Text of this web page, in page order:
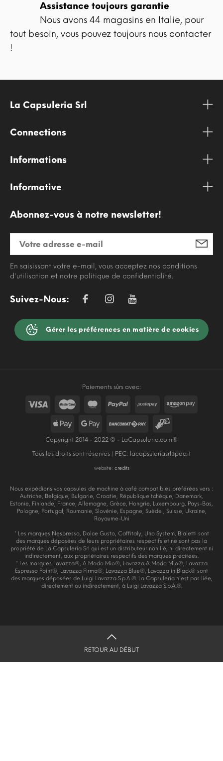
Assistance toujours garantie
Nous avons 44 magasins en Italie, pour
tout besoin, vous pouvez toujours nous contacter
!
La Capsuleria Srl
Connections
Informations
Informative
Abonnez-vous à notre newsletter!
En saisissant votre e-mail, vous acceptez nos conditions
d'utilisation et notre politique de confidentialité.
Suivez-Nous:
Gérer les préférences en matière de cookies
Paiements sûrs avec:
Copyright 2014 - 2022 © - LaCapsuleria.com®
Tous les droits sont réservés | PEC: lacapsuleriasrl@pec.it
website: credits
Nous expédions vos capsules de machine à café compatibles préférées vers :
Autriche, Belgique, Bulgarie, Croatie, République tchèque, Danemark,
Estonie, Finlande, France, Allemagne, Grèce, Hongrie, Luxembourg, Pays-Bas,
Pologne, Portugal, Roumanie, Slovénie, Espagne, Suède , Suisse, Ukraine,
Royaume-Uni
* Les marques Nespresso, Dolce Gusto, Caffitaly, Uno System, Bialetti sont
des marques déposées de leurs propriétaires respectifs et ne sont pas la
propriété de La Capsuleria Srl qui est un distributeur non lié, ni directement ni
indirectement, aux propriétaires respectifs des marques précitées.
* Les marques Lavazza®, A Modo Mio®, Lavazza A Modo Mio®, Lavazza
Espresso Point®, Lavazza Firma®, Lavazza Blue®, Lavazza in Black® sont
des marques déposées de Luigi Lavazza S.p.A.®. La Capsuleria n'est pas liée,
directement ou indirectement, à Luigi Lavazza S.p.A.®.
RETOUR AU DÉBUT